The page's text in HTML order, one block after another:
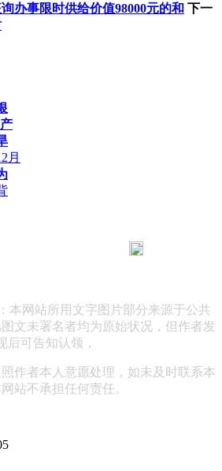
办事限时供给价值98000元的和 下一
月
本网站所用文字图片部分来源于公共
文未署名者均为原始状况，但作者发
后可告知认领，
作者本人意愿处理，如未及时联系本
站不承担任何责任。